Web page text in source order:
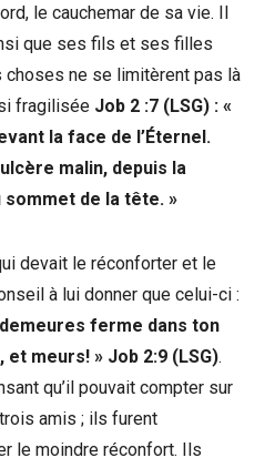
le cauchemar de sa vie. Il
que ses fils et ses filles
choses ne se limitèrent pas là
fragilisée Job 2 :7 (LSG) : «
la face de l’Éternel.
malin, depuis la
sommet de la tête. »
devait le réconforter et le
à lui donner que celui-ci :
ferme dans ton
et meurs! » Job 2:9 (LSG).
qu’il pouvait compter sur
amis ; ils furent
le moindre réconfort. Ils